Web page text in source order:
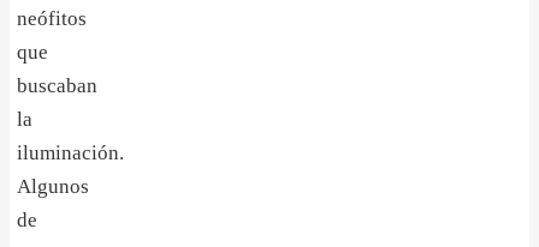
neófitos
que
buscaban
la
iluminación.
Algunos
de